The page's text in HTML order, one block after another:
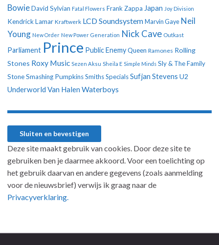
BowieDavid Sylvian Fatal Flowers Frank Zappa Japan Joy Division
Kendrick Lamar Kraftwerk LCD Soundsystem Marvin Gaye Neil
Young New Order New Power Generation Nick Cave Outkast
Parliament Prince Public EnemyQueen Ramones Rolling
Stones Roxy Music Sezen Aksu Sheila E Simple Minds Sly & The Family
StoneSmashing PumpkinsSmithsSpecialsSufjan Stevens U2
Underworld Van Halen Waterboys
Deze site maakt gebruik van cookies. Door deze site te
gebruiken ben je daarmee akkoord. Voor een toelichting op
het gebruik daarvan en andere gegevens (zoals aanmelding
voor de nieuwsbrief) verwijs ik graag naar de
Privacyverklaring.